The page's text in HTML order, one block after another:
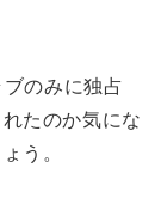
のみに独占
たのか気にな
う。